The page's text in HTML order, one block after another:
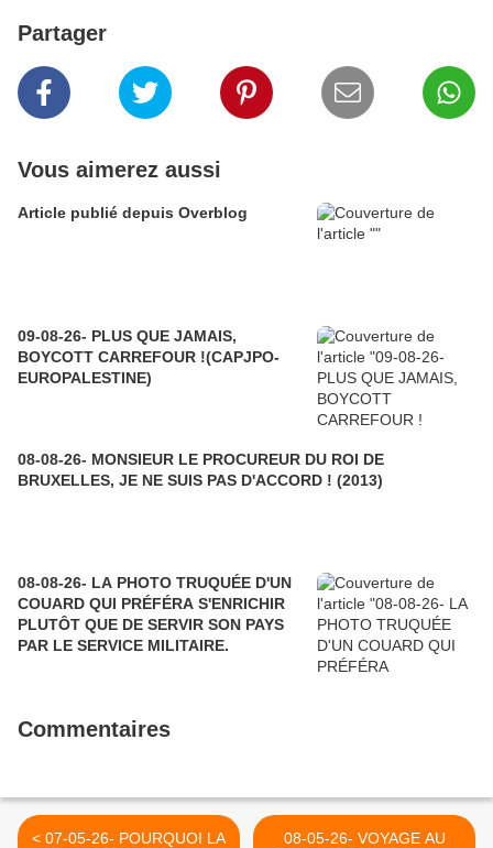
Partager
Vous aimerez aussi
Article publié depuis Overblog
09-08-26- PLUS QUE JAMAIS,
BOYCOTT CARREFOUR !(CAPJPO-
EUROPALESTINE)
08-08-26- MONSIEUR LE PROCUREUR DU ROI DE
BRUXELLES, JE NE SUIS PAS D'ACCORD ! (2013)
08-08-26- LA PHOTO TRUQUÉE D'UN
COUARD QUI PRÉFÉRA S'ENRICHIR
PLUTÔT QUE DE SERVIR SON PAYS
PAR LE SERVICE MILITAIRE.
Commentaires
< 07-05-26- POURQUOI LA
08-05-26- VOYAGE AU